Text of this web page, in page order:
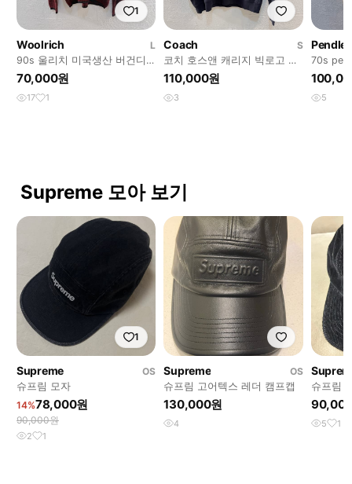
1
Woolrich
L
90s 울리치 미국생산 버건디
니트
70,000원
17 1
Coach
S
코치 호스앤 캐리지 빅로고 맨
투맨
110,000원
3
70s
울니트
5
Supreme 모아 보기
1
Supreme
OS
슈프림 모자
14%78,000원
90,000원
2 1
Supreme
OS
슈프림 고어텍스 레더 캠프캡
130,000원
4
슈프림
5 1